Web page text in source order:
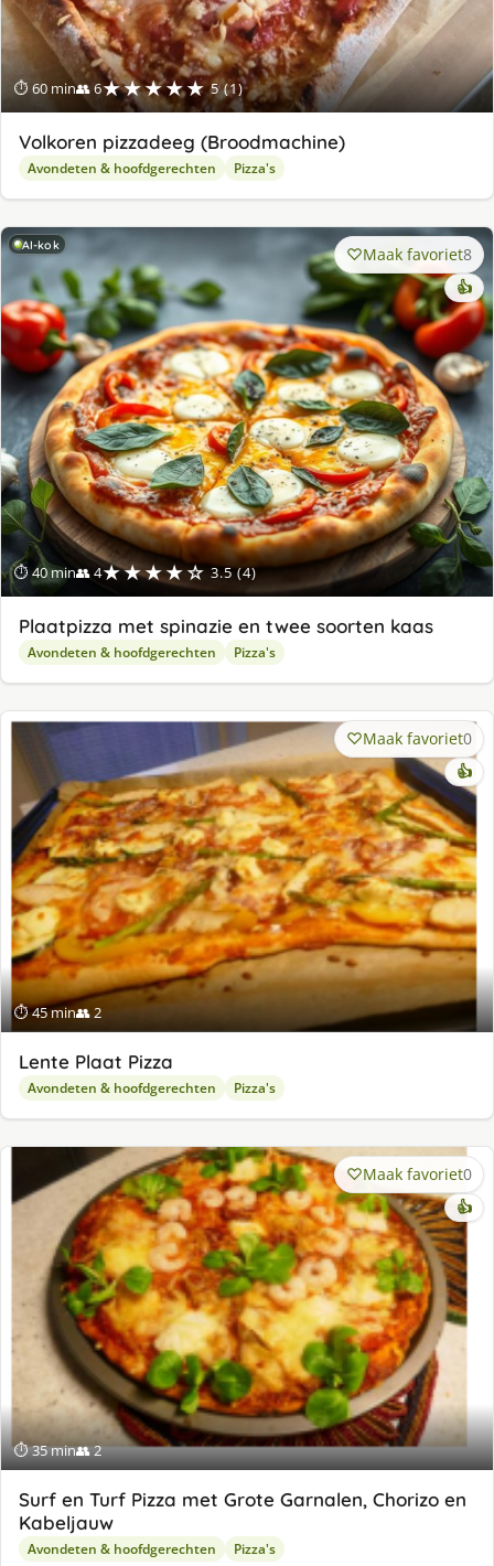
⏱ 60 min👥 6★★★★★ 5 (1)
Volkoren pizzadeeg (Broodmachine)
Avondeten & hoofdgerechten Pizza's
AI-kok
⏱ 40 min👥 4★★★★☆ 3.5 (4)
Maak favoriet8
👍
Plaatpizza met spinazie en twee soorten kaas
Avondeten & hoofdgerechten Pizza's
⏱ 45 min👥 2
Maak favoriet0
👍
Lente Plaat Pizza
Avondeten & hoofdgerechten Pizza's
⏱ 35 min👥 2
Maak favoriet0
👍
Surf en Turf Pizza met Grote Garnalen, Chorizo en
Kabeljauw
Avondeten & hoofdgerechten Pizza's